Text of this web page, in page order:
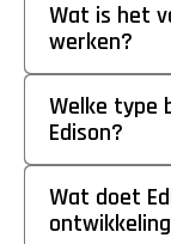
Wat is het
werken?
Welke type
Edison?
Wat doet